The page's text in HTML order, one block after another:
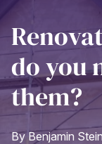
do you
them?
By Benjamin